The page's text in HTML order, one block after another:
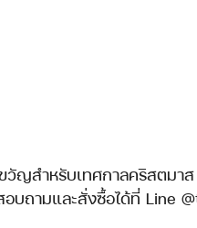
บถามและสั่งซื้อได้ที่ Line